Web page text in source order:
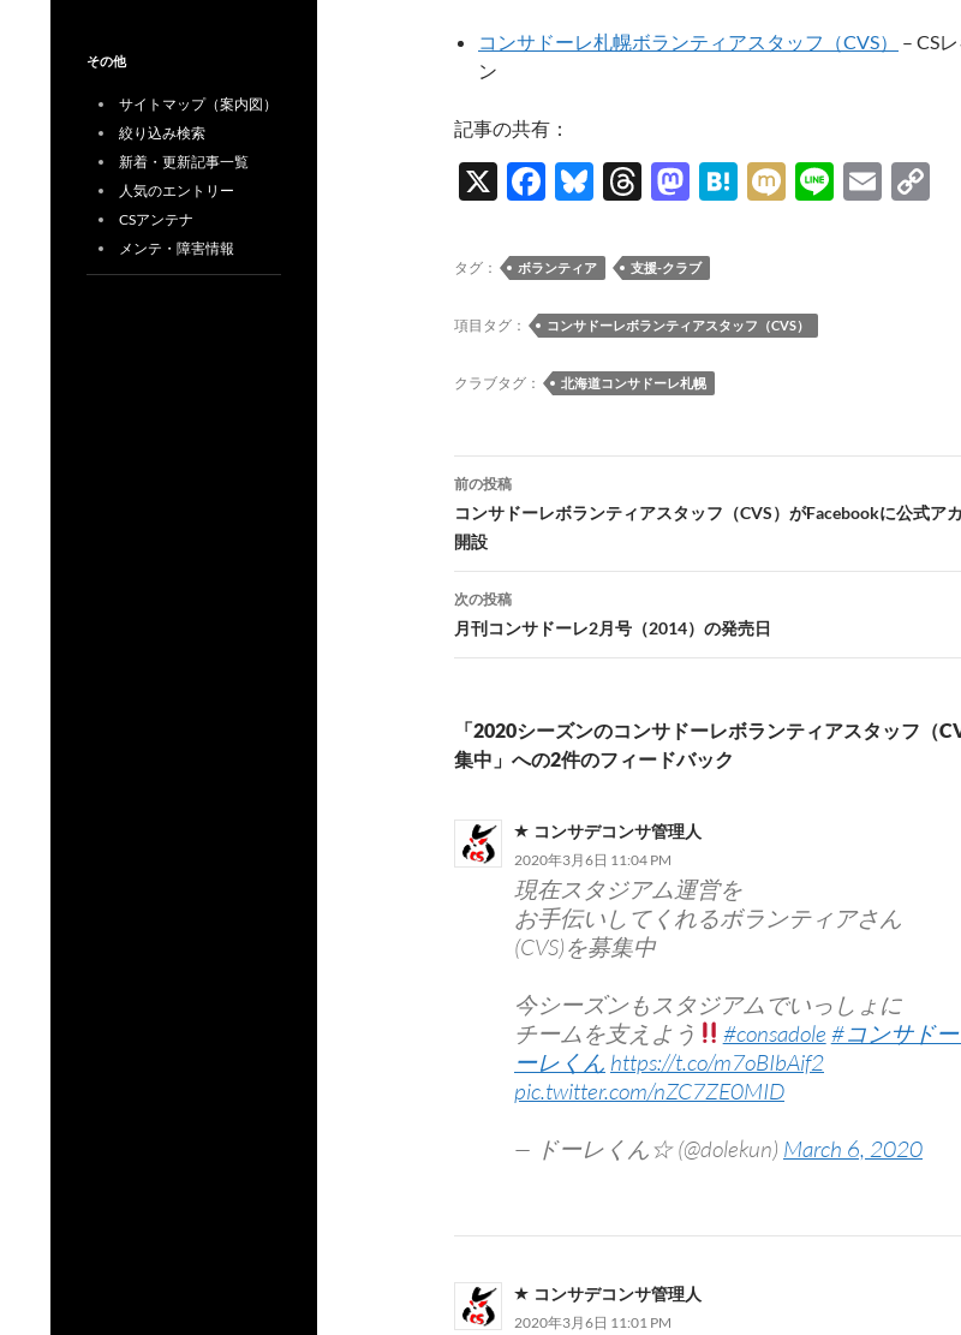
コンサドーレ札幌ボランティアスタッフ（CVS）
– CS
ン
記事の共有：
X
F
e
o
o
Bl
es
y
T
e
ds
M
to
o
n
H
a
M Li
E
タグ： ボランティア 支援-クラブ
項目タグ： コンサドーレボランティアスタッフ（CVS）
クラブタグ： 北海道コンサドーレ札幌
投
稿
ナ
ビ
ゲ
シ
ョ
ン
前の投稿
コンサドーレボランティアスタッフ（CVS）がFacebookに公式ア
開設
次の投稿
月刊コンサドーレ2月号（2014）の発売日
「2020シーズンのコンサドーレボランティアスタッフ（
集中」への2件のフィードバック
コンサデコンサ管理人
2020年3月6日 11:04 PM
現在スタジアム運営を
お手伝いしてくれるボランティアさん
(CVS)を募集中
今シーズンもスタジアムでいっしょに
チームを支えよう
#consadole #コンサド
ーレくん https://t.co/m7oBIbAif2
pic.twitter.com/nZC7ZE0MID
— ドーレくん☆ (@dolekun) March 6, 2020
コンサデコンサ管理人
2020年3月6日 11:01 PM
その他
サイトマップ（案内図）
絞り込み検索
新着・更新記事一覧
人気のエントリー
CSアンテナ
メンテ・障害情報